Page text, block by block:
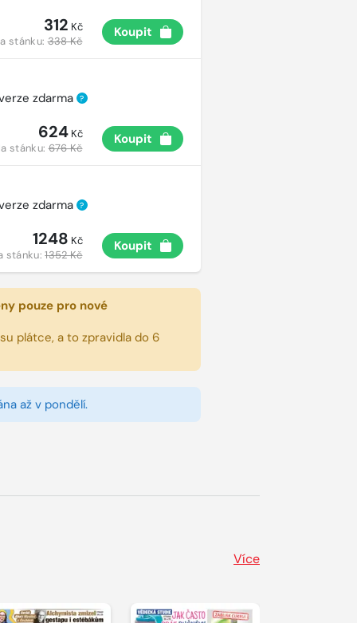
312 Kč
stánku:338 Kč
Koupit
zdarma ?
624Kč
stánku:676 Kč
Koupit
zdarma ?
1248 Kč
stánku:1352 Kč
Koupit
pouze pro nové
plátce, a to zpravidla do 6
až v pondělí.
Více